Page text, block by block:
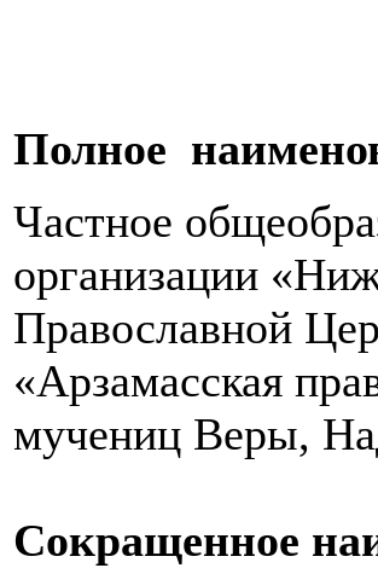
Полное
Частное
организации
Православной
«Арзамасская
мучениц Веры,
Сокращенное